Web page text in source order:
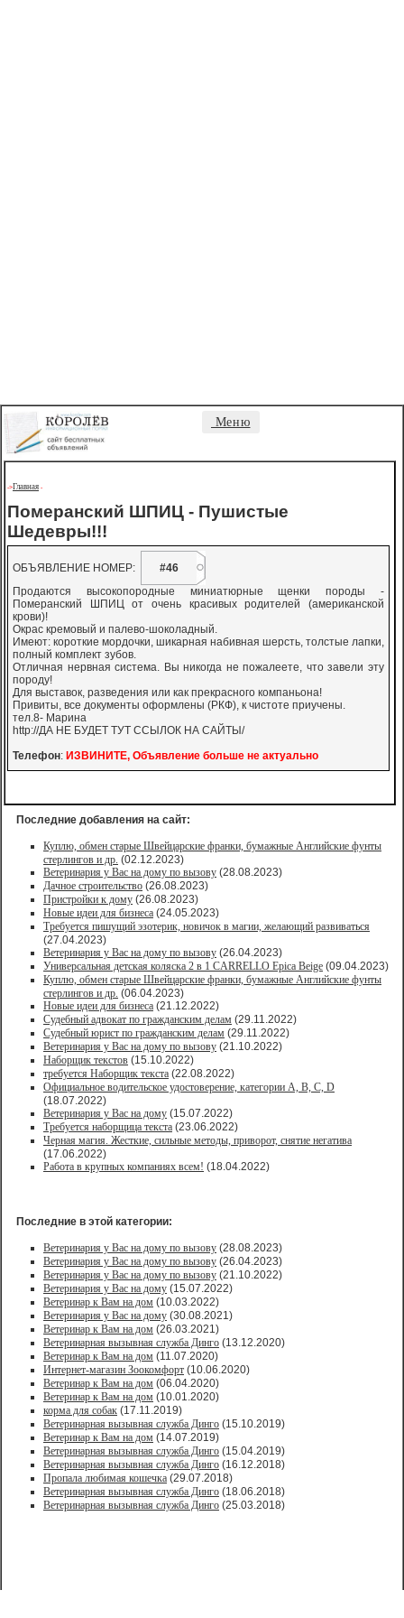
Меню
->Главная -
Померанский ШПИЦ - Пушистые
Шедевры!!!
ОБЪЯВЛЕНИЕ НОМЕР:
#46
Продаются высокопородные миниатюрные щенки породы -
Померанский ШПИЦ от очень красивых родителей (американской
крови)!
Окрас кремовый и палево-шоколадный.
Имеют: короткие мордочки, шикарная набивная шерсть, толстые лапки,
полный комплект зубов.
Отличная нервная система. Вы никогда не пожалеете, что завели эту
породу!
Для выставок, разведения или как прекрасного компаньона!
Привиты, все документы оформлены (РКФ), к чистоте приучены.
тел.8- Марина
http://ДА НЕ БУДЕТ ТУТ ССЫЛОК НА САЙТЫ/
Телефон: ИЗВИНИТЕ, Объявление больше не актуально
Последние добавления на сайт:
Куплю, обмен старые Швейцарские франки, бумажные Английские фунты
стерлингов и др. (02.12.2023)
Ветеринария у Вас на дому по вызову (28.08.2023)
Дачное строительство (26.08.2023)
Пристройки к дому (26.08.2023)
Новые идеи для бизнеса (24.05.2023)
Требуется пишущий эзотерик, новичок в магии, желающий развиваться
(27.04.2023)
Ветеринария у Вас на дому по вызову (26.04.2023)
Универсальная детская коляска 2 в 1 CARRELLO Epica Beige (09.04.2023)
Куплю, обмен старые Швейцарские франки, бумажные Английские фунты
стерлингов и др. (06.04.2023)
Новые идеи для бизнеса (21.12.2022)
Судебный адвокат по гражданским делам (29.11.2022)
Судебный юрист по гражданским делам (29.11.2022)
Ветеринария у Вас на дому по вызову (21.10.2022)
Наборщик текстов (15.10.2022)
требуется Наборщик текста (22.08.2022)
Официальное водительское удостоверение, категории A, B, C, D
(18.07.2022)
Ветеринария у Вас на дому (15.07.2022)
Требуется наборщица текста (23.06.2022)
Черная магия. Жесткие, сильные методы, приворот, снятие негатива
(17.06.2022)
Работа в крупных компаниях всем! (18.04.2022)
Последние в этой категории:
Ветеринария у Вас на дому по вызову (28.08.2023)
Ветеринария у Вас на дому по вызову (26.04.2023)
Ветеринария у Вас на дому по вызову (21.10.2022)
Ветеринария у Вас на дому (15.07.2022)
Ветеринар к Вам на дом (10.03.2022)
Ветеринария у Вас на дому (30.08.2021)
Ветеринар к Вам на дом (26.03.2021)
Ветеринарная вызывная служба Динго (13.12.2020)
Ветеринар к Вам на дом (11.07.2020)
Интернет-магазин Зоокомфорт (10.06.2020)
Ветеринар к Вам на дом (06.04.2020)
Ветеринар к Вам на дом (10.01.2020)
корма для собак (17.11.2019)
Ветеринарная вызывная служба Динго (15.10.2019)
Ветеринар к Вам на дом (14.07.2019)
Ветеринарная вызывная служба Динго (15.04.2019)
Ветеринарная вызывная служба Динго (16.12.2018)
Пропала любимая кошечка (29.07.2018)
Ветеринарная вызывная служба Динго (18.06.2018)
Ветеринарная вызывная служба Динго (25.03.2018)